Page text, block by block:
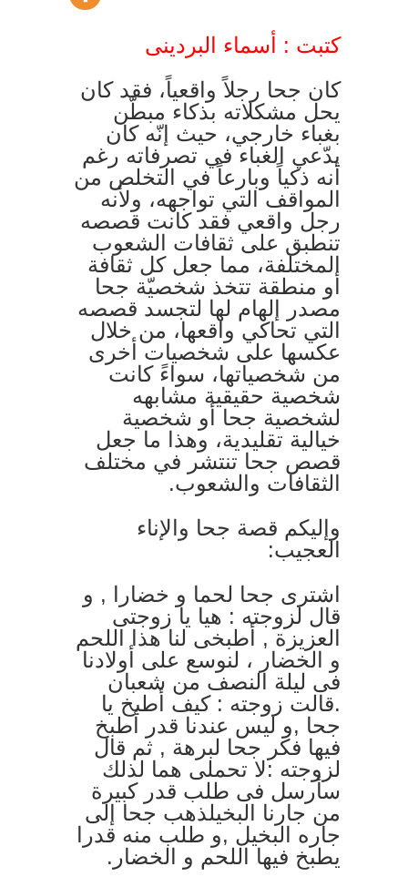
كتبت : أسماء البردينى
كان جحا رجلاً واقعياً، فقد كان
يحل مشكلاته بذكاء مبطّن
بغباء خارجي، حيث إنّه كان
يدّعي الغباء في تصرفاته رغم
أنه ذكياً وبارعاً في التخلص من
المواقف التي تواجهه، ولأنه
رجل واقعي فقد كانت قصصه
تنطبق على ثقافات الشعوب
المختلفة، مما جعل كل ثقافة
أو منطقة تتخذ شخصيّة جحا
مصدر إلهام لها لتجسد قصصه
التي تحاكي واقعها، من خلال
عكسها على شخصيات أخرى
من شخصياتها، سواءً كانت
شخصية حقيقية مشابهه
لشخصية جحا أو شخصية
خيالية تقليدية، وهذا ما جعل
قصص جحا تنتشر في مختلف
الثقافات والشعوب.
وإليكم قصة جحا والإناء
العجيب:
اشترى جحا لحما و خضارا , و
قال لزوجته : هيا يا زوجتى
العزيزة , أطبخى لنا هذا اللحم
و الخضار ، لنوسع على أولادنا
فى ليلة النصف من شعبان
.قالت زوجته : كيف أطبخ يا
جحا ,و ليس عندنا قدر أطبخ
فيها فكر جحا لبرهة , ثم قال
لزوجته :لا تحملى هما لذلك
سأرسل فى طلب قدر كبيرة
من جارنا البخيلذهب جحا إلى
جاره البخيل ,و طلب منه قدرا
يطبخ فيها اللحم و الخضار.